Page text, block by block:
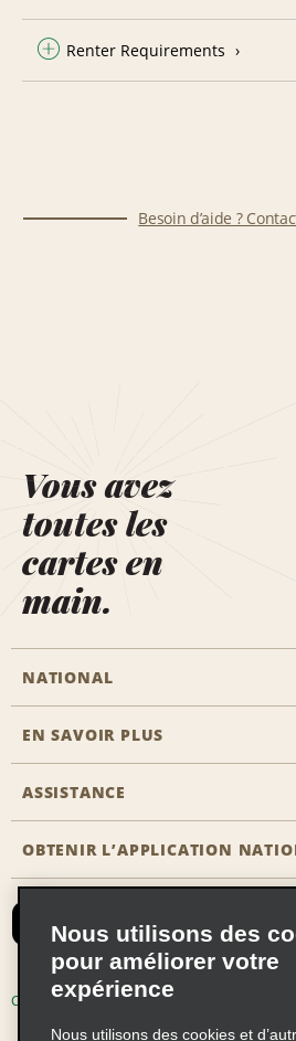
Renter Requirements
Besoin d’aide ?
Vous avez
toutes les
cartes en
main.
NATIONAL
Passer une réservation
Solutions pour les
EN SAVOIR PLUS
Carrière
ASSISTANCE
Accessibilité
Nous contacter
Recevoir des offres par email
OBTENIR L’APPLICATION
Conditions d’utilisation
Nous utilisons des
pour améliorer votre
expérience
Nous utilisons des cookies et